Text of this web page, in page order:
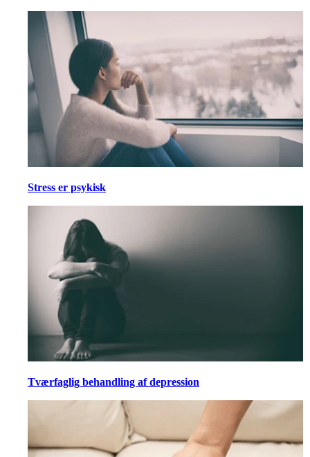
Stress er psykisk
Tværfaglig behandling af depression